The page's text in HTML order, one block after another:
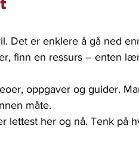
Det er enklere å gå ned
finn en ressurs – enten
oppgaver og guider.
måte.
lettest her og nå. Tenk på